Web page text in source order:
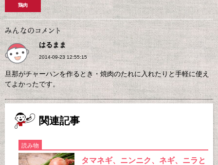
鶏肉
はるまま
2014-09-23 12:55:15
旦那がチャーハンを作るとき・焼肉のたれに入れたりと手軽に使え
てよかったです。
関連記事
読み物
タマネギ、ニンニク、ネギ、ニラと